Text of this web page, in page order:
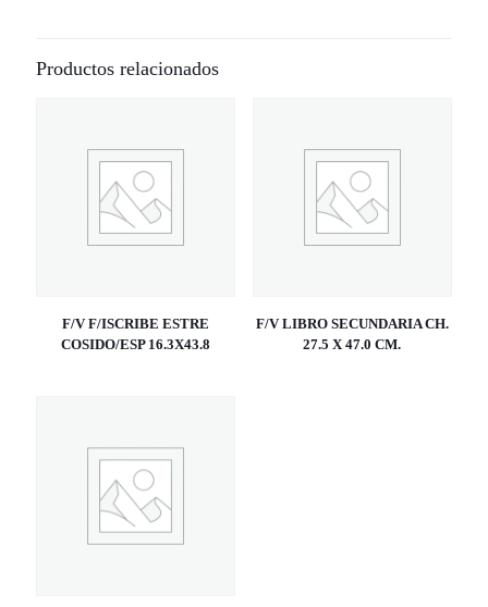
Productos relacionados
F/V F/ISCRIBE ESTRE
COSIDO/ESP 16.3X43.8
F/V LIBRO SECUNDARIA CH.
27.5 X 47.0 CM.